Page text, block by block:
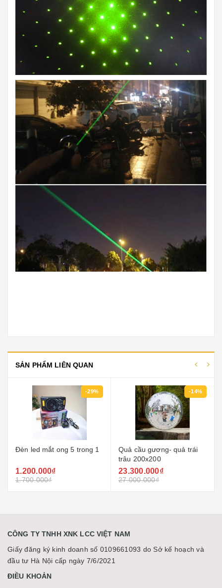
SẢN PHẨM LIÊN QUAN
-29%
Đèn led mắt ong 5 trong 1
1.200.000₫
1.700.000₫
-14%
Quả cầu gương- quả trái
trâu 200x200
23.300.000₫
27.000.000₫
CÔNG TY TNHH XNK LCC VIỆT NAM
Giấy đăng ký kinh doanh số 0109661093 do Sở kế hoạch và
đầu tư Hà Nội cấp ngày 7/6/2021
ĐIỀU KHOẢN